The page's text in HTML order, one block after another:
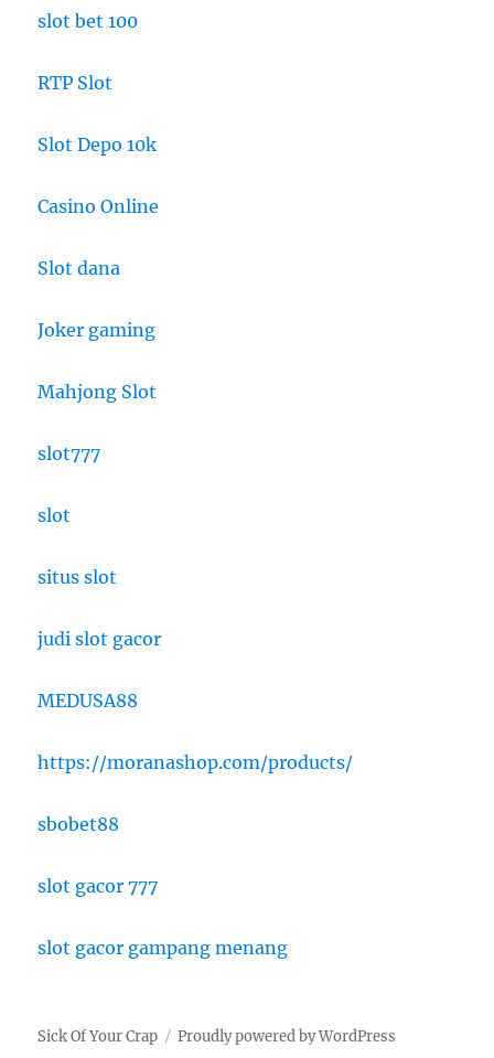
slot bet 100
RTP Slot
Slot Depo 10k
Casino Online
Slot dana
Joker gaming
Mahjong Slot
slot777
slot
situs slot
judi slot gacor
MEDUSA88
https://moranashop.com/products/
sbobet88
slot gacor 777
slot gacor gampang menang
Sick Of Your Crap Proudly powered by WordPress